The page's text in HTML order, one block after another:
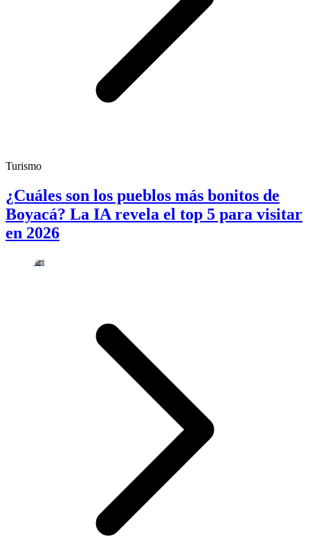
Turismo
¿Cuáles son los pueblos más bonitos de
Boyacá? La IA revela el top 5 para visitar
en 2026